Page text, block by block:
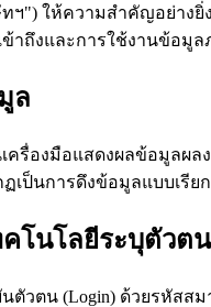
ฯ") ให้ความสำคัญอย่าง
ข้าถึงและการใช้งานข้อมู
ล
ครื่องมือแสดงผลข้อมูลผล
ป็นการดึงข้อมูลแบบเรี
โนโลยีระบุตัวต
ตัวตน (Login) ด้วยรหัส